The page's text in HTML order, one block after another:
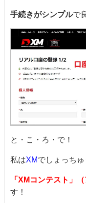
手続きがシンプルで
と・こ・ろ・で！
私はXMでしょっち
「XMコンテスト」（
す！